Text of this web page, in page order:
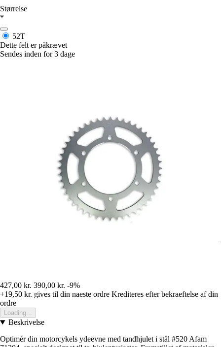
Størrelse
*
52T
Dette felt er påkrævet
Sendes inden for 3 dage
427,00 kr. 390,00 kr. -9%
+19,50 kr. gives til din naeste ordre Krediteres efter bekraeftelse af din
ordre
Loading...
Beskrivelse
Optimér din motorcykels ydeevne med tandhjulet i stål #520 Afam